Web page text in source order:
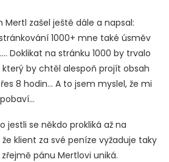
Mertl zašel ještě dále a napsal:
1000+ mne také úsměv
Doklikat na stránku 1000 by trvalo
by chtěl alespoň projít obsah
8 hodin… A to jsem myslel, že mi
jestli se někdo prokliká až na
klient za své peníze vyžaduje taky
pánu Mertlovi uniká.